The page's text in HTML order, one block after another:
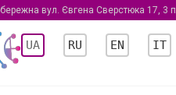
вул. Євгена Сверстюка 17, 3
UA RU EN IT